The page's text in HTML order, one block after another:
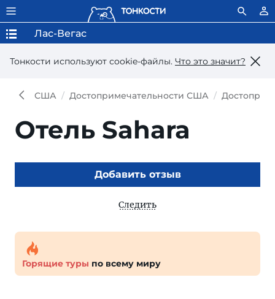
Тонкости используют сookie-файлы. Что это значит?
Лас-Вегас
США Достопримечательности США
Отель Sahara
Добавить отзыв
Следить
Горящие туры по всему миру